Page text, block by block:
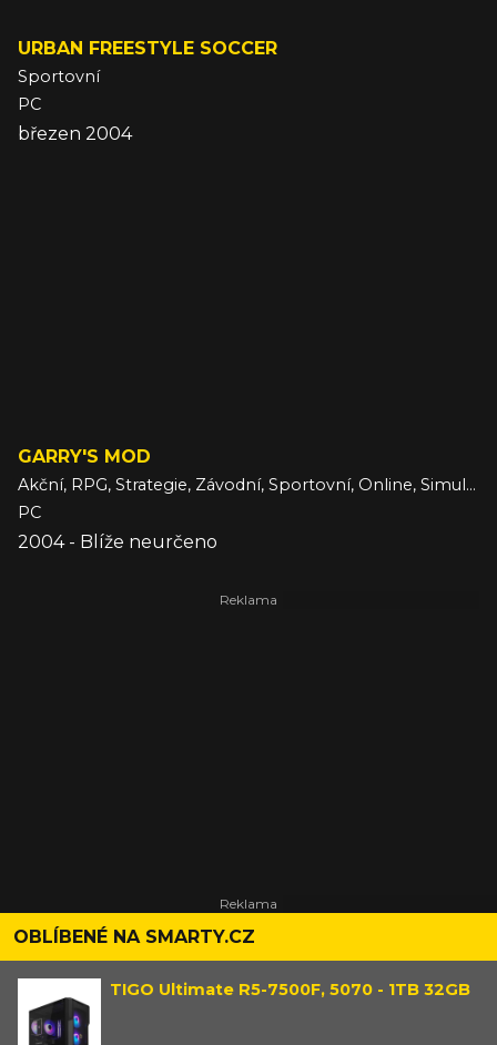
URBAN FREESTYLE SOCCER
Sportovní
PC
březen 2004
GARRY'S MOD
Akční, RPG, Strategie, Závodní, Sportovní, Online, Simulace, Bojová, Adventura, Společenská, Logická
PC
2004 - Blíže neurčeno
OBLÍBENÉ NA SMARTY.CZ
TIGO Ultimate R5-7500F, 5070 - 1TB 32GB